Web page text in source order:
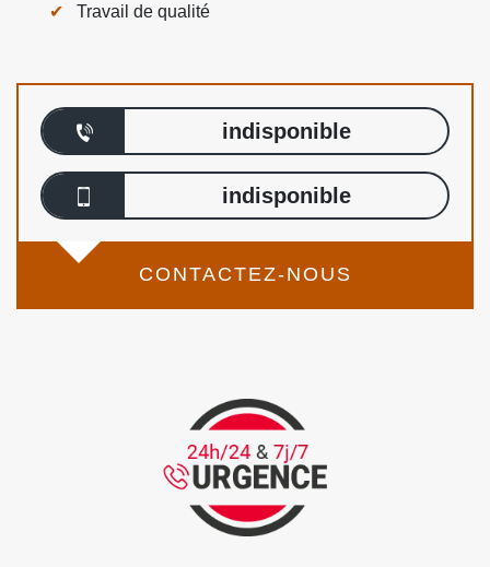
Travail de qualité
indisponible
indisponible
CONTACTEZ-NOUS